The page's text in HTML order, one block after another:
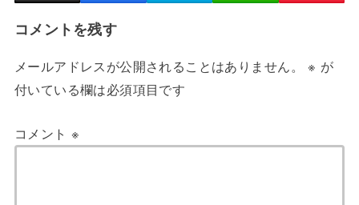
コメントを残す
メールアドレスが公開されることはありません。 ※ が
付いている欄は必須項目です
コメント ※